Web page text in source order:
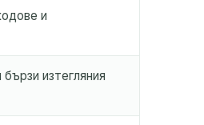
и
изтегляния